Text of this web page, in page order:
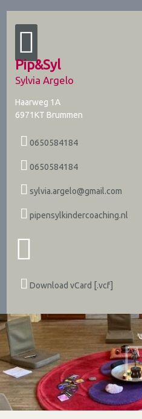
Pip&Syl
Sylvia Argelo
Haarweg 1A
6971KT Brummen
0650584184
0650584184
sylvia.argelo@gmail.com
pipensylkindercoaching.nl
Download vCard [.vcf]